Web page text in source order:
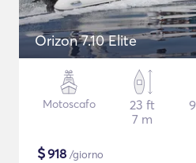
Orizon 7.10 Elite
Motoscafo
23 ft
7 m
$918 /giorno